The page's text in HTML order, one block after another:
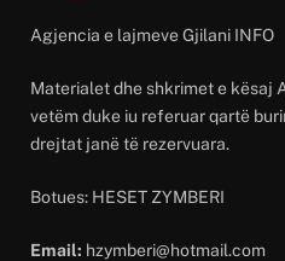
Agjencia e lajmeve Gjilani INFO
Materialet dhe shkrimet e kësaj
vetëm duke iu referuar qartë
drejtat janë të rezervuara.
Botues: HESET ZYMBERI
Email: hzymberi@hotmail.com